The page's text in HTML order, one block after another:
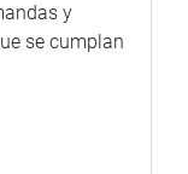
página web
y
se cumplan